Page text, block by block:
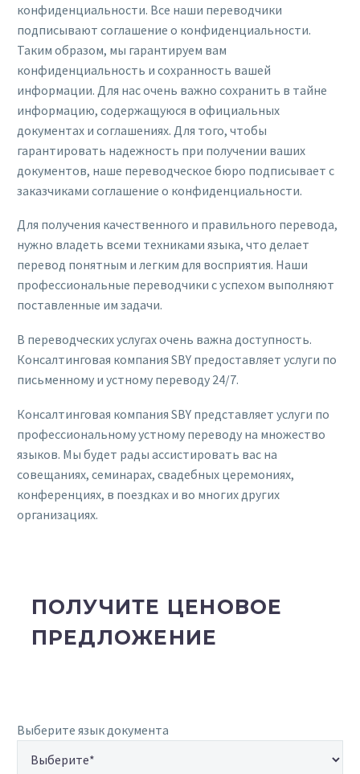
конфиденциальности. Все наши переводчики
подписывают соглашение о конфиденциальности.
Таким образом, мы гарантируем вам
конфиденциальность и сохранность вашей
информации. Для нас очень важно сохранить в тайне
информацию, содержащуюся в официальных
документах и соглашениях. Для того, чтобы
гарантировать надежность при получении ваших
документов, наше переводческое бюро подписывает с
заказчиками соглашение о конфиденциальности.
Для получения качественного и правильного перевода,
нужно владеть всеми техниками языка, что делает
перевод понятным и легким для восприятия. Наши
профессиональные переводчики с успехом выполняют
поставленные им задачи.
В переводческих услугах очень важна доступность.
Консалтинговая компания SBY предоставляет услуги по
письменному и устному переводу 24/7.
Консалтинговая компания SBY представляет услуги по
профессиональному устному переводу на множество
языков. Мы будет рады ассистировать вас на
совещаниях, семинарах, свадебных церемониях,
конференциях, в поездках и во многих других
организациях.
ПОЛУЧИТЕ ЦЕНОВОЕ
ПРЕДЛОЖЕНИЕ
Выберите язык документа